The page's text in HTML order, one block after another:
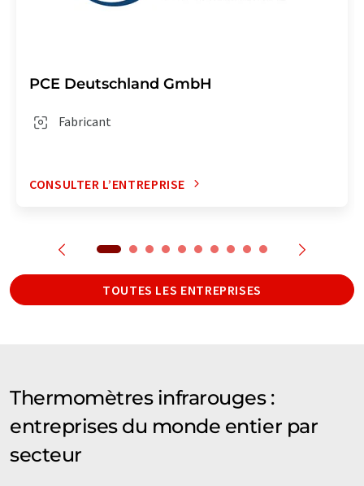
PCE Deutschland GmbH
Fabricant
CONSULTER L’ENTREPRISE
TOUTES LES ENTREPRISES
Thermomètres infrarouges :
entreprises du monde entier par
secteur